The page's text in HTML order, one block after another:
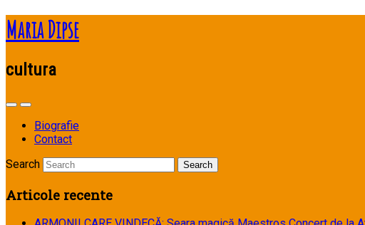
Maria Dipse
cultura
Biografie
Contact
Search
Articole recente